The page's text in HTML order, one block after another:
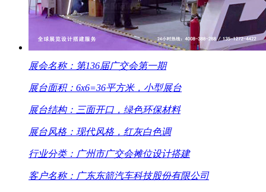
展会名称：第136届广交会第一期
展台面积：6x6=36平方米，小型展台
展台结构：三面开口，绿色环保材料
展台风格：现代风格，红灰白色调
行业分类：广州市广交会摊位设计搭建
客户名称：广东东箭汽车科技股份有限公司